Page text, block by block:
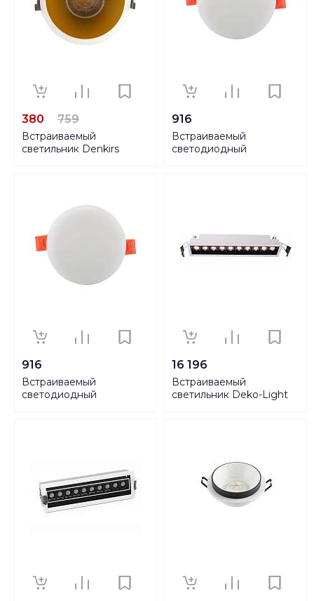
380 759
Встраиваемый
светильник Denkirs
916
Встраиваемый
светодиодный
916
Встраиваемый
светодиодный
16 196
Встраиваемый
светильник Deko-Light